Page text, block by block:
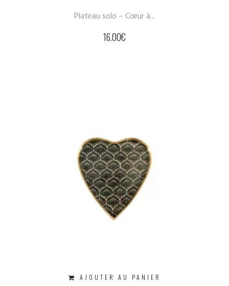
Plateau solo – Cœur à...
16.00€
AJOUTER AU PANIER